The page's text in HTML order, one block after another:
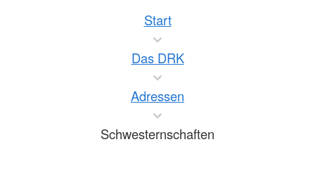
Start
Das DRK
Adressen
Schwesternschaften